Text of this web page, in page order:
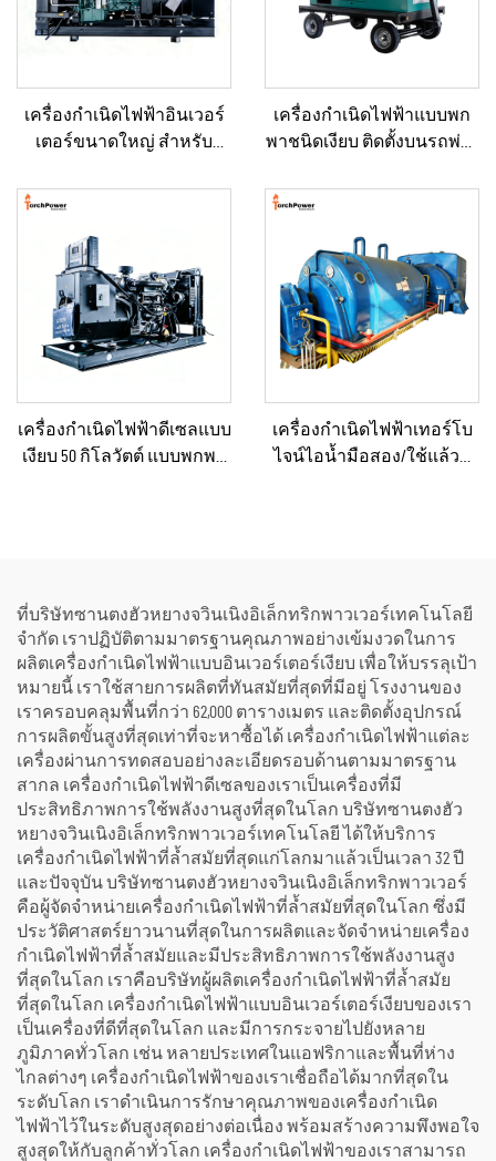
เครื่องกำเนิดไฟฟ้าอินเวอร์
เตอร์ขนาดใหญ่ สำหรับ
กำเนิดไฟฟ้าดีเซลสำรอง
เครื่องกำเนิดไฟฟ้าแบบพก
พาชนิดเงียบ ติดตั้งบนรถพ่วง
เครื่องกำเนิดไฟฟ้าดีเซลแบบ
เงียบ 50 กิโลวัตต์ แบบพกพา
เครื่องกำเนิดไฟฟ้าเทอร์โบ
ไจน์ไอน้ำมือสอง/ใช้แล้วที่
ที่บริษัทซานตงฮัวหยางจวินเนิงอิเล็กทริกพาวเวอร์เทคโนโลยี
จำกัด เราปฏิบัติตามมาตรฐานคุณภาพอย่างเข้มงวดในการ
ผลิตเครื่องกำเนิดไฟฟ้าแบบอินเวอร์เตอร์เงียบ เพื่อให้บรรลุเป้า
หมายนี้ เราใช้สายการผลิตที่ทันสมัยที่สุดที่มีอยู่ โรงงานของ
เราครอบคลุมพื้นที่กว่า 62,000 ตารางเมตร และติดตั้งอุปกรณ์
การผลิตขั้นสูงที่สุดเท่าที่จะหาซื้อได้ เครื่องกำเนิดไฟฟ้าแต่ละ
เครื่องผ่านการทดสอบอย่างละเอียดรอบด้านตามมาตรฐาน
สากล เครื่องกำเนิดไฟฟ้าดีเซลของเราเป็นเครื่องที่มี
ประสิทธิภาพการใช้พลังงานสูงที่สุดในโลก บริษัทซานตงฮัว
หยางจวินเนิงอิเล็กทริกพาวเวอร์เทคโนโลยี ได้ให้บริการ
เครื่องกำเนิดไฟฟ้าที่ล้ำสมัยที่สุดแก่โลกมาแล้วเป็นเวลา 32 ปี
และปัจจุบัน บริษัทซานตงฮัวหยางจวินเนิงอิเล็กทริกพาวเวอร์
คือผู้จัดจำหน่ายเครื่องกำเนิดไฟฟ้าที่ล้ำสมัยที่สุดในโลก ซึ่งมี
ประวัติศาสตร์ยาวนานที่สุดในการผลิตและจัดจำหน่ายเครื่อง
กำเนิดไฟฟ้าที่ล้ำสมัยและมีประสิทธิภาพการใช้พลังงานสูง
ที่สุดในโลก เราคือบริษัทผู้ผลิตเครื่องกำเนิดไฟฟ้าที่ล้ำสมัย
ที่สุดในโลก เครื่องกำเนิดไฟฟ้าแบบอินเวอร์เตอร์เงียบของเรา
เป็นเครื่องที่ดีที่สุดในโลก และมีการกระจายไปยังหลาย
ภูมิภาคทั่วโลก เช่น หลายประเทศในแอฟริกาและพื้นที่ห่าง
ไกลต่างๆ เครื่องกำเนิดไฟฟ้าของเราเชื่อถือได้มากที่สุดใน
ระดับโลก เราดำเนินการรักษาคุณภาพของเครื่องกำเนิด
ไฟฟ้าไว้ในระดับสูงสุดอย่างต่อเนื่อง พร้อมสร้างความพึงพอใจ
สูงสุดให้กับลูกค้าทั่วโลก เครื่องกำเนิดไฟฟ้าของเราสามารถ